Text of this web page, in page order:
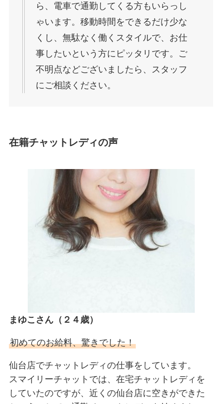
ら、電車で通勤してくる方もいらっし
ゃいます。移動時間をできるだけ少な
くし、無駄なく働くスタイルで、お仕
事したいという方にピッタリです。ご
不明点などございましたら、スタッフ
にご相談ください。
在籍チャットレディの声
まゆこさん（２４歳）
初めてのお給料、驚きでした！
仙台店でチャットレディの仕事をしています。
スマイリーチャットでは、在宅チャットレディを
していたのですが、近くの仙台店に空きができた